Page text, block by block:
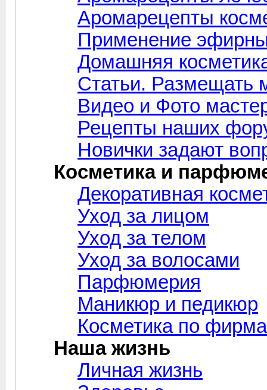
Аромарецепты
Применение
Домашняя
Статьи.
Видео и Фото
Рецепты наших
Новички задают
Косметика и
Декоративная
Уход за лицом
Уход за телом
Уход за волосами
Парфюмерия
Маникюр и педикюр
Косметика по
Наша жизнь
Личная жизнь